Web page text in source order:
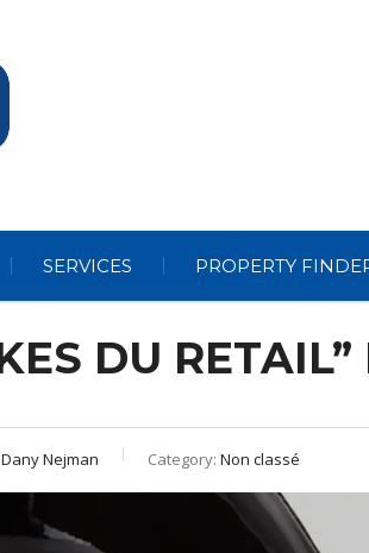
SERVICES PROPERTY
DU
Dany Nejman Category: Non classé